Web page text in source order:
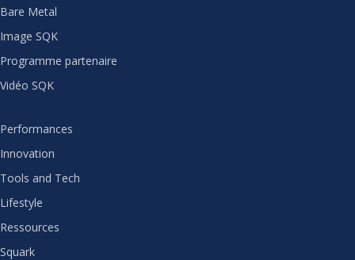
Bare Metal
Image SQK
Programme partenaire
Vidéo SQK
Performances
Innovation
Tools and Tech
Lifestyle
Ressources
Squark